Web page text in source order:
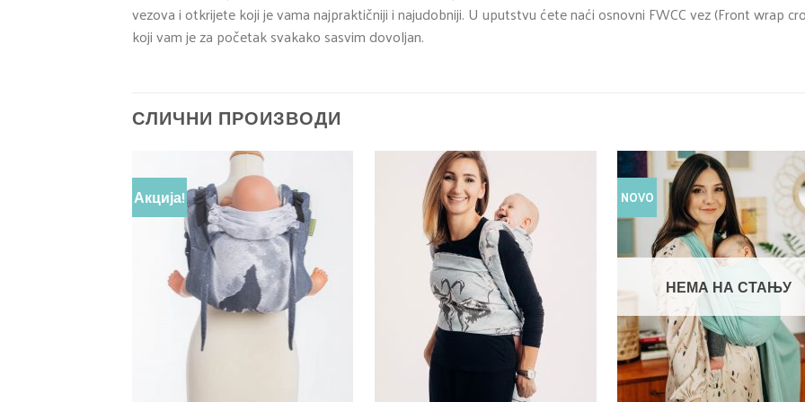
vezova i otkrijete koji je vama najpraktičniji i najudobniji. U uputstvu ćete naći osnovni FWCC vez (Front wrap
koji vam je za početak svakako sasvim dovoljan.
СЛИЧНИ ПРОИЗВОДИ
Акција! NOVO
НЕМА НА СТАЊУ